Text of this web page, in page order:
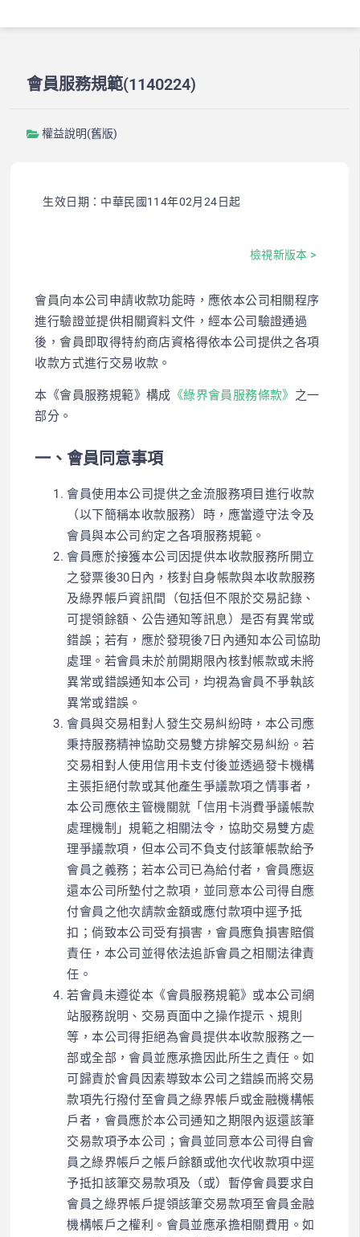
會員服務規範(1140224)
權益說明(舊版)
生效日期：中華民國114年02月24日起
檢視新版本 >
會員向本公司申請收款功能時，應依本公司相關程序
進行驗證並提供相關資料文件，經本公司驗證通過
後，會員即取得特約商店資格得依本公司提供之各項
收款方式進行交易收款。
本《會員服務規範》構成 《綠界會員服務條款》 之一
部分。
一、會員同意事項
會員使用本公司提供之金流服務項目進行收款
（以下簡稱本收款服務）時，應當遵守法令及
會員與本公司約定之各項服務規範。
會員應於接獲本公司因提供本收款服務所開立
之發票後30日內，核對自身帳款與本收款服務
及綠界帳戶資訊間（包括但不限於交易記錄、
可提領餘額、公告通知等訊息）是否有異常或
錯誤；若有，應於發現後7日內通知本公司協助
處理。若會員未於前開期限內核對帳款或未將
異常或錯誤通知本公司，均視為會員不爭執該
異常或錯誤。
會員與交易相對人發生交易糾紛時，本公司應
秉持服務精神協助交易雙方排解交易糾紛。若
交易相對人使用信用卡支付後並透過發卡機構
主張拒絕付款或其他產生爭議款項之情事者，
本公司應依主管機關就「信用卡消費爭議帳款
處理機制」規範之相關法令，協助交易雙方處
理爭議款項，但本公司不負支付該筆帳款給予
會員之義務；若本公司已為給付者，會員應返
還本公司所墊付之款項，並同意本公司得自應
付會員之他次請款金額或應付款項中逕予抵
扣；倘致本公司受有損害，會員應負損害賠償
責任，本公司並得依法追訴會員之相關法律責
任。
若會員未遵從本《會員服務規範》或本公司網
站服務說明、交易頁面中之操作提示、規則
等，本公司得拒絕為會員提供本收款服務之一
部或全部，會員並應承擔因此所生之責任。如
可歸責於會員因素導致本公司之錯誤而將交易
款項先行撥付至會員之綠界帳戶或金融機構帳
戶者，會員應於本公司通知之期限內返還該筆
交易款項予本公司；會員並同意本公司得自會
員之綠界帳戶之帳戶餘額或他次代收款項中逕
予抵扣該筆交易款項及（或）暫停會員要求自
會員之綠界帳戶提領該筆交易款項至會員金融
機構帳戶之權利。會員並應承擔相關費用。如